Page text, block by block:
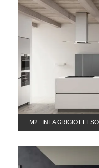
M2 LINEA GRIGIO EFESO